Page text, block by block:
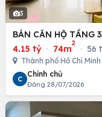
3
BÁN CĂN HỘ TẦNG
4.15 tỷ · 74m
2
· 56
Thành phố Hồ Chí Minh
C
Chính chủ
Đăng 28/07/2026